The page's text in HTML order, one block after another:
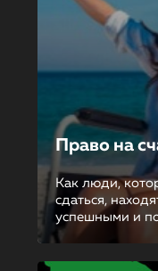
Право на
Как люди,
сдаться,
успешными и